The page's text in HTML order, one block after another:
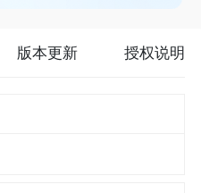
版本更新 授权说明